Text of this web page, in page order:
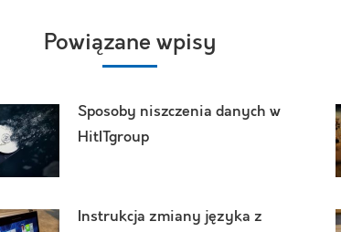
Powiązane wpisy
Sposoby niszczenia danych w
HitITgroup
Instrukcja zmiany języka z